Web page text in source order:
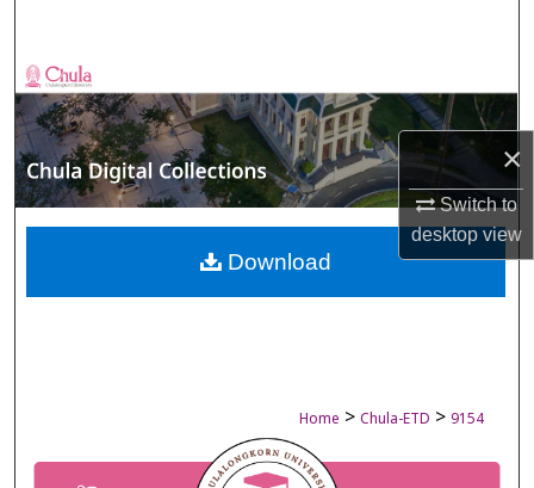
×
Switch to
desktopview
Browse Collections
My Account
About
Digital Commons Network™
Home > Chula-ETD > 9154
Download